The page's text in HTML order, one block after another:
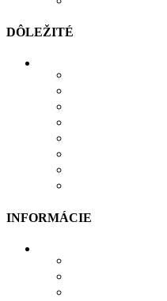
DÔLEŽITÉ
INFORMÁCIE